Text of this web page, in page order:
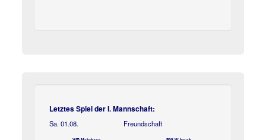
Letztes Spiel der I. Mannschaft:
Sa. 01.08. Freundschaft